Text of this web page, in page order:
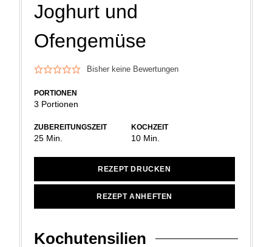
Joghurt und
Ofengemüse
Bisher keine Bewertungen
PORTIONEN
3 Portionen
ZUBEREITUNGSZEIT
25Minuten
Min.
KOCHZEIT
10Minuten
Min.
REZEPT DRUCKEN
REZEPT ANHEFTEN
Kochutensilien